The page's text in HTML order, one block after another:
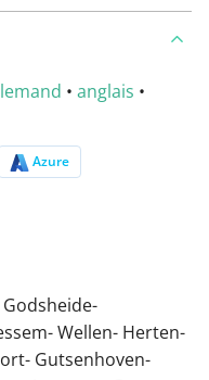
• anglais •
Azure
Wellen- Herten-
Gutsenhoven-